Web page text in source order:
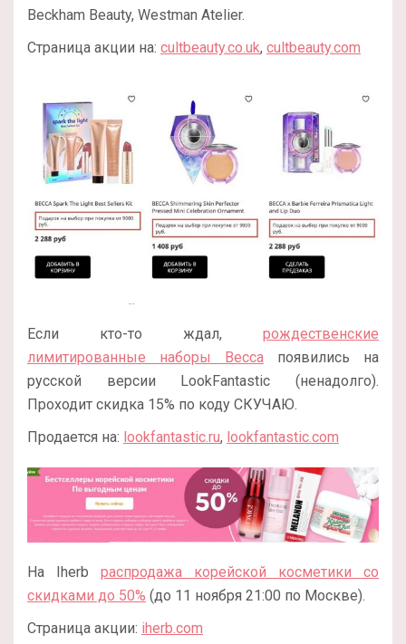
Beckham Beauty, Westman Atelier.
Страница акции на: cultbeauty.co.uk, cultbeauty.com
Если кто-то ждал, рождественские
лимитированные наборы Becca появились на
русской версии LookFantastic (ненадолго).
Проходит скидка 15% по коду СКУЧАЮ.
Продается на: lookfantastic.ru, lookfantastic.com
На Iherb распродажа корейской косметики со
скидками до 50% (до 11 ноября 21:00 по Москве).
Страница акции: iherb.com